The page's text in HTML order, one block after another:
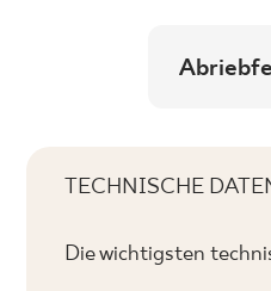
TECHNISCHE
Die wichtigsten